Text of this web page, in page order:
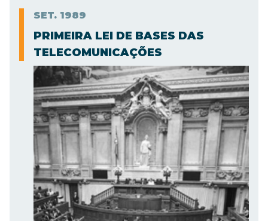
SET. 1989
PRIMEIRA LEI DE BASES DAS
TELECOMUNICAÇÕES